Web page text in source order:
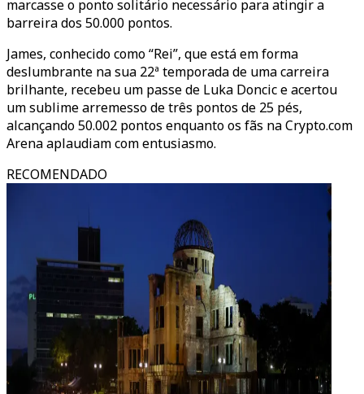
marcasse o ponto solitário necessário para atingir a
barreira dos 50.000 pontos.
James, conhecido como “Rei”, que está em forma
deslumbrante na sua 22ª temporada de uma carreira
brilhante, recebeu um passe de Luka Doncic e acertou
um sublime arremesso de três pontos de 25 pés,
alcançando 50.002 pontos enquanto os fãs na Crypto.com
Arena aplaudiam com entusiasmo.
RECOMENDADO